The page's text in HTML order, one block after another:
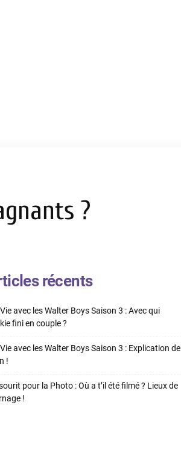
?
récents
avec les Walter Boys Saison 3 : Avec qui
fini en couple ?
avec les Walter Boys Saison 3 : Explication de
!
pour la Photo : Où a t’il été filmé ? Lieux de
!